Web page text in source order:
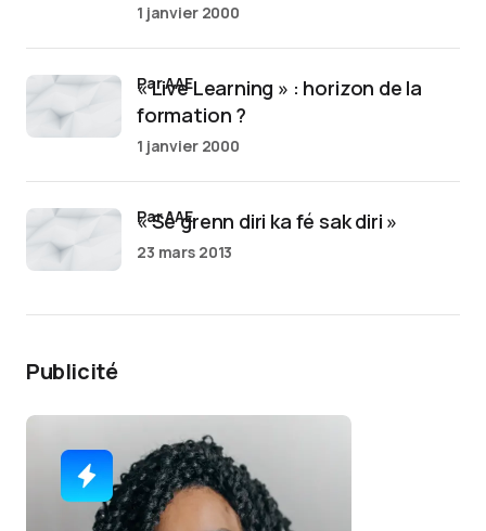
1 janvier 2000
« Live Learning » : horizon de la
formation ?
par AAE
1 janvier 2000
« Sé grenn diri ka fé sak diri »
par AAE
23 mars 2013
Publicité